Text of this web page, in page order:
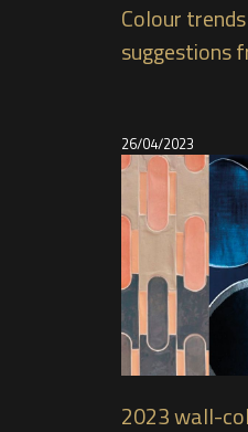
Colour
suggestions
26/04/2023
2023 wall-